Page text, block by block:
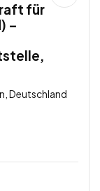
für
–
Deutschland